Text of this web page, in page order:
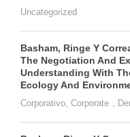
Uncategorized
Basham, Ringe Y
The Negotiation And
Understanding With
Ecology And
Corporativo Corporate